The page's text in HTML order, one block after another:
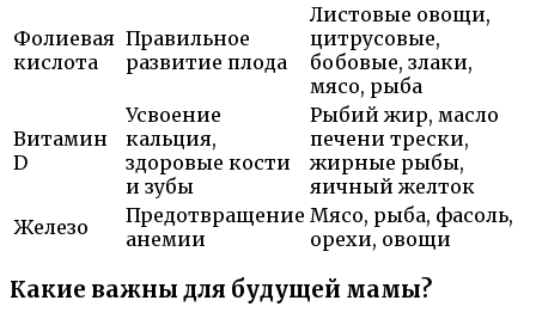
Фолиевая
кислота
Правильное
развитие плода
Листовые овощи,
цитрусовые,
бобовые, злаки,
мясо, рыба
Витамин
D
Усвоение
кальция,
здоровые кости
и зубы
Рыбий жир, масло
печени трески,
жирные рыбы,
яичный желток
Железо
Предотвращение
анемии
Мясо, рыба, фасоль,
орехи, овощи
Какие важны для будущей мамы?